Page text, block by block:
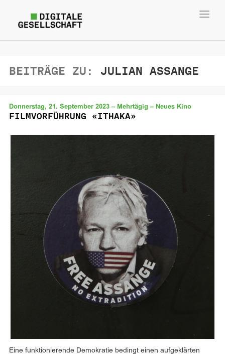
BEITRÄGE ZU: JULIAN ASSANGE
Donnerstag, 21. September 2023 – Mehrtägig – Neues Kino
FILMVORFÜHRUNG «ITHAKA»
Eine funktionierende Demokratie bedingt einen aufgeklärten